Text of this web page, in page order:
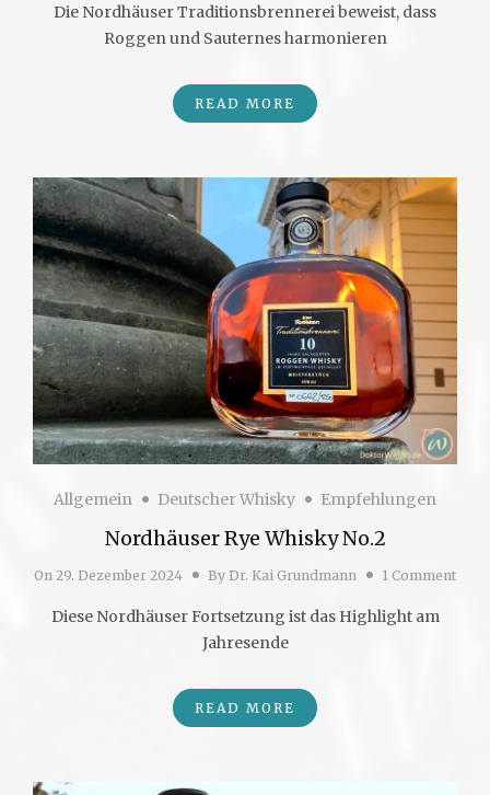
Die Nordhäuser Traditionsbrennerei beweist, dass
Roggen und Sauternes harmonieren
READ MORE
Allgemein Deutscher Whisky Empfehlungen
Nordhäuser Rye Whisky No.2
On 29. Dezember 2024 By Dr. Kai Grundmann 1 Comment
Diese Nordhäuser Fortsetzung ist das Highlight am
Jahresende
READ MORE